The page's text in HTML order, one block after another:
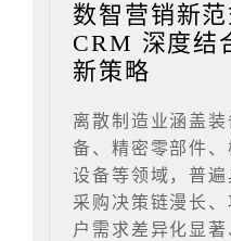
数智营销新
CRM 深度结
新策略
离散制造业涵盖
备、精密零部件
设备等领域，普遍
采购决策链漫长
户需求差异化显